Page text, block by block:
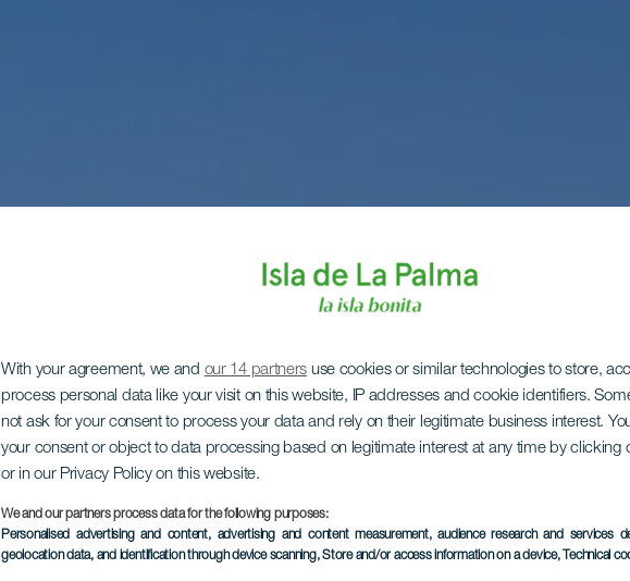
With your agreement, we and our 14 partners use cookies or similar technologies to store,
process personal data like your visit on this website, IP addresses and cookie identifiers.
not ask for your consent to process your data and rely on their legitimate business interest.
your consent or object to data processing based on legitimate interest at any time by clicking
or in our Privacy Policy on this website.
We and our partners process data for the following purposes:
Personalised advertising and content, advertising and content measurement, audience research and services
geolocation data, and identification through device scanning, Store and/or access information on a device, Technical